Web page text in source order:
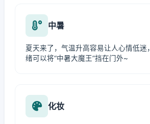
中暑
夏天来了，气温升高容易让人心情低迷
绪可以将“中暑大魔王”挡在门外~
化妆